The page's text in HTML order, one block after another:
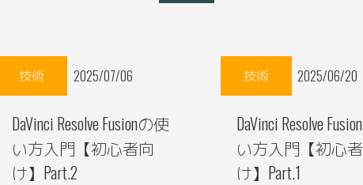
2025/07/06
技術
DaVinci Resolve Fusionの使
い方入門【初心者向
け】Part.2
2025/06/20
技術
DaVinci Resolve
い方入門【初心
け】Part.1